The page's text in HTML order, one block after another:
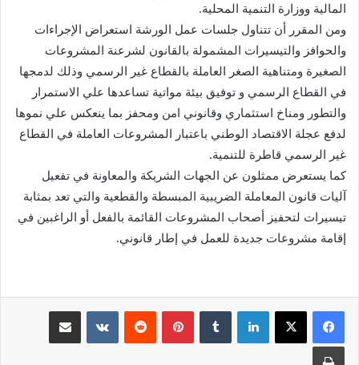
المالية ووزارة التنمية المحلية.
ومن المقرر أن تتناول جلسات عمل الورشة استعراض الإجراءات
والحوافز والتيسيرات المشمولة بالقانون لشرعنة المشروعات
الصغيرة ومتناهية الصغر العاملة بالقطاع غير الرسمي وذلك لدمجها
في القطاع الرسمي و توفيق بيئة مواتية تساعدها علي الاستمرار
والتطور ومناخ استثماري وقانوني امن ومحفز بما ينعكس علي نموها
لدفع عجلة الاقتصاد الوطني باعتبار المشروعات العاملة في القطاع
غير الرسمي قاطرة للتنمية.
كما يستعرض ممثلون عن الجهات الشريكة والمعاونة في تفعيل
آليات قانون المعاملة الضريبية المبسطة والقطعية والتي تعد بمثابة
تيسيرات لتحفيز أصحاب المشروعات القائمة بالفعل أو الراغبين في
إقامة مشروعات جديدة للعمل في إطار قانوني.
لينكدإن بينتيريست